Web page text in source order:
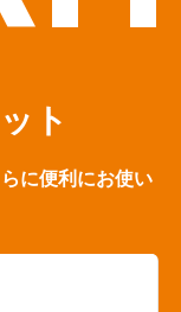
ト
に便利にお使い